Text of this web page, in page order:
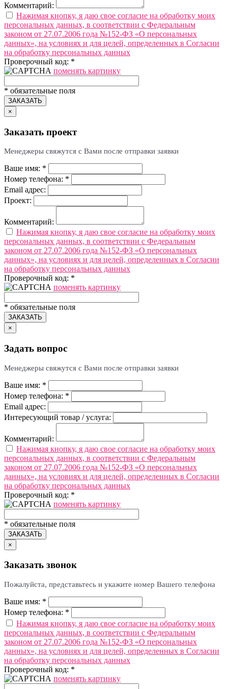
Комментарий:
Нажимая кнопку, я даю свое согласие на обработку моих
персональных данных, в соответствии с Федеральным
законом от 27.07.2006 года №152-ФЗ «О персональных
данных», на условиях и для целей, определенных в Согласии
на обработку персональных данных
Проверочный код: *
поменять картинку
* обязательные поля
ЗАКАЗАТЬ
×
Заказать проект
Менеджеры свяжутся с Вами после отправки заявки
Ваше имя: *
Номер телефона: *
Email адрес:
Проект:
Комментарий:
Нажимая кнопку, я даю свое согласие на обработку моих
персональных данных, в соответствии с Федеральным
законом от 27.07.2006 года №152-ФЗ «О персональных
данных», на условиях и для целей, определенных в Согласии
на обработку персональных данных
Проверочный код: *
поменять картинку
* обязательные поля
ЗАКАЗАТЬ
×
Задать вопрос
Менеджеры свяжутся с Вами после отправки заявки
Ваше имя: *
Номер телефона: *
Email адрес:
Интересующий товар / услуга:
Комментарий:
Нажимая кнопку, я даю свое согласие на обработку моих
персональных данных, в соответствии с Федеральным
законом от 27.07.2006 года №152-ФЗ «О персональных
данных», на условиях и для целей, определенных в Согласии
на обработку персональных данных
Проверочный код: *
поменять картинку
* обязательные поля
ЗАКАЗАТЬ
×
Заказать звонок
Пожалуйста, представьтесь и укажите номер Вашего телефона
Ваше имя: *
Номер телефона: *
Нажимая кнопку, я даю свое согласие на обработку моих
персональных данных, в соответствии с Федеральным
законом от 27.07.2006 года №152-ФЗ «О персональных
данных», на условиях и для целей, определенных в Согласии
на обработку персональных данных
Проверочный код: *
поменять картинку